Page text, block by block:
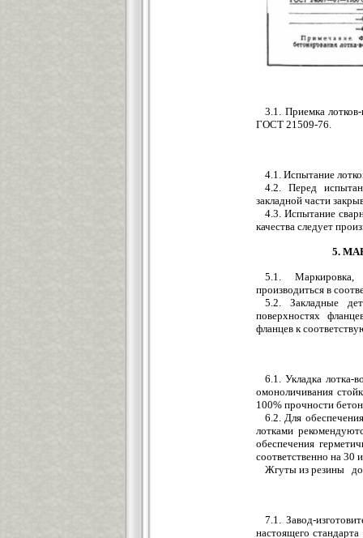
3.1. Приемка
ГОСТ 21509-76.
4.1. Испытание
4.2. Перед
закладной части
4.3. Испытание
качества следует
5.
5.1. Маркировка,
производиться в
5.2. Закладные
поверхностях
фланцев к
6.1. Укладка лотка-
омоноличивания
100% прочности
6.2. Для
лотками
обеспечения
соответственно на 30
Жгуты из резины
7.1. Завод-
настоящего